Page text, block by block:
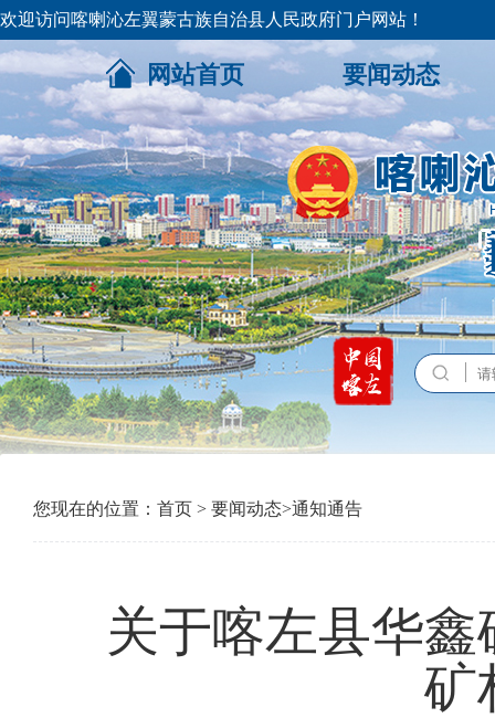
欢迎访问喀喇沁左翼蒙古族自治县人民政府门户网站！
网站首页 要闻动态
您现在的位置： 首页 > 要闻动态>通知通告
关于喀左县华
矿